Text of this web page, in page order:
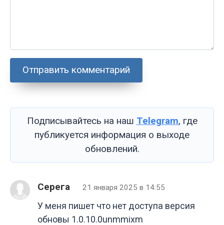
Подписывайтесь на наш Telegram, где
публикуется информация о выходе
обновлений.
Серега 21 января 2025 в 14:55
У меня пишет что нет доступа версия
обновы 1.0.10.0unmmixm